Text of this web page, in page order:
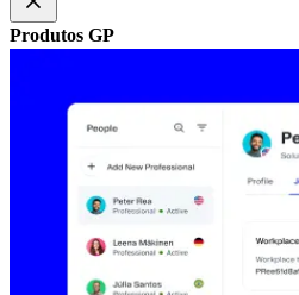
Produtos GP​​